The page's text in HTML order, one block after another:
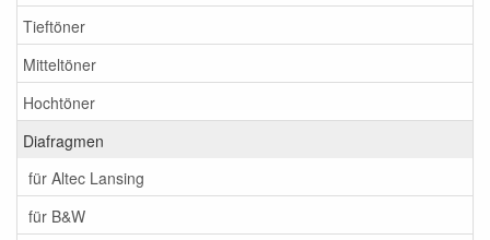
Tieftöner
Mitteltöner
Hochtöner
Diafragmen
für Altec Lansing
für B&W